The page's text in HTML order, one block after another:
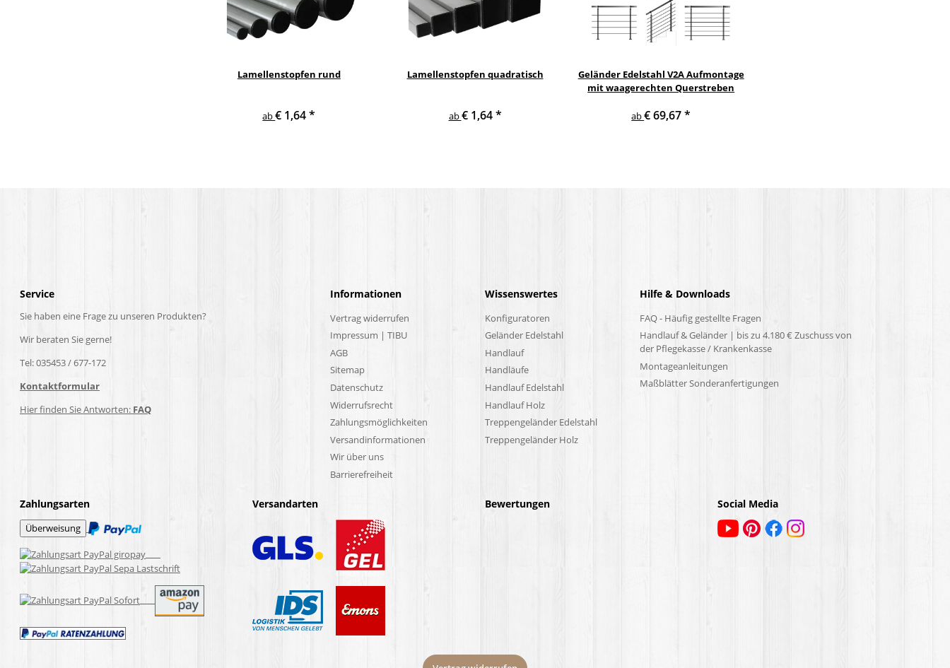
Lamellenstopfen rund
ab€ 1,64*
Lamellenstopfen quadratisch
ab€ 1,64*
Geländer Edelstahl V2A Aufmontage
mit waagerechten Querstreben
ab€ 69,67*
Service
Sie haben eine Frage zu unseren Produkten?
Wir beraten Sie gerne!
Tel: 035453 / 677-172
Kontaktformular
Hier finden Sie Antworten: FAQ
Informationen
Vertrag widerrufen
Impressum | TIBU
AGB
Sitemap
Datenschutz
Widerrufsrecht
Zahlungsmöglichkeiten
Versandinformationen
Wir über uns
Barrierefreiheit
Wissenswertes
Konfiguratoren
Geländer Edelstahl
Handlauf
Handläufe
Handlauf Edelstahl
Handlauf Holz
Treppengeländer Edelstahl
Treppengeländer Holz
Hilfe & Downloads
FAQ - Häufig gestellte Fragen
Handlauf & Geländer | bis zu 4.180 € Zuschuss von
der Pflegekasse / Krankenkasse
Montageanleitungen
Maßblätter Sonderanfertigungen
Zahlungsarten Versandarten Bewertungen Social Media